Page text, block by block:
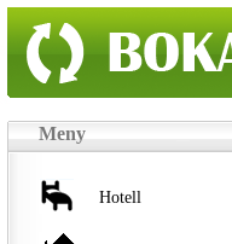
Meny
Hotell